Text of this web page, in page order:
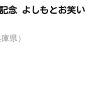
念 よしもとお笑い
県）